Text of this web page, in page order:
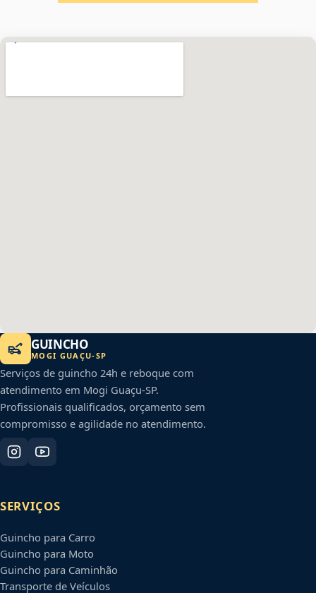
GUINCHO
MOGI GUAÇU-SP
Serviços de guincho 24h e reboque com
atendimento em Mogi Guaçu-SP.
Profissionais qualificados, orçamento sem
compromisso e agilidade no atendimento.
SERVIÇOS
Guincho para Carro
Guincho para Moto
Guincho para Caminhão
Transporte de Veículos